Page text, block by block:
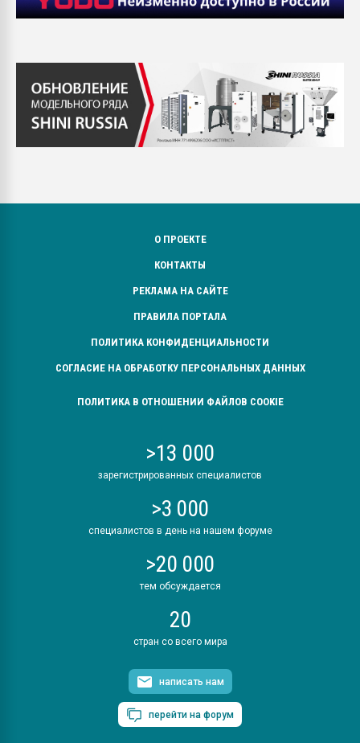
О ПРОЕКТЕ
КОНТАКТЫ
РЕКЛАМА НА САЙТЕ
ПРАВИЛА ПОРТАЛА
ПОЛИТИКА КОНФИДЕНЦИАЛЬНОСТИ
СОГЛАСИЕ НА ОБРАБОТКУ ПЕРСОНАЛЬНЫХ ДАННЫХ
ПОЛИТИКА В ОТНОШЕНИИ ФАЙЛОВ COOKIE
>13 000
зарегистрированных специалистов
>3 000
специалистов в день на нашем форуме
>20 000
тем обсуждается
20
стран со всего мира
написать нам
перейти на форум